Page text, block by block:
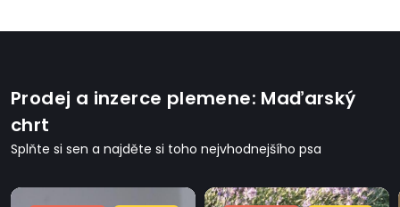
Prodej a inzerce plemene: Maďarský
chrt
Splňte si sen a najděte si toho nejvhodnejšího psa